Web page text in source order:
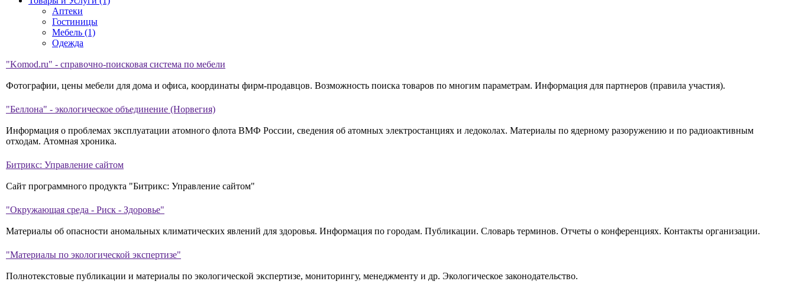
Аптеки
Гостиницы
Мебель (1)
Одежда
"Komod.ru" - справочно-поисковая система по мебели
Фотографии, цены мебели для дома и офиса, координаты фирм-продавцов. Возможность поиска товаров по многим параметрам. Информация для партнеров (правила участия).
"Беллона" - экологическое объединение (Норвегия)
Информация о проблемах эксплуатации атомного флота ВМФ России, сведения об атомных электростанциях и ледоколах. Материалы по ядерному разоружению и по радиоактивным
отходам. Атомная хроника.
Битрикс: Управление сайтом
Сайт программного продукта "Битрикс: Управление сайтом"
"Окружающая среда - Риск - Здоровье"
Материалы об опасности аномальных климатических явлений для здоровья. Информация по городам. Публикации. Словарь терминов. Отчеты о конференциях. Контакты организации.
"Материалы по экологической экспертизе"
Полнотекстовые публикации и материалы по экологической экспертизе, мониторингу, менеджменту и др. Экологическое законодательство.